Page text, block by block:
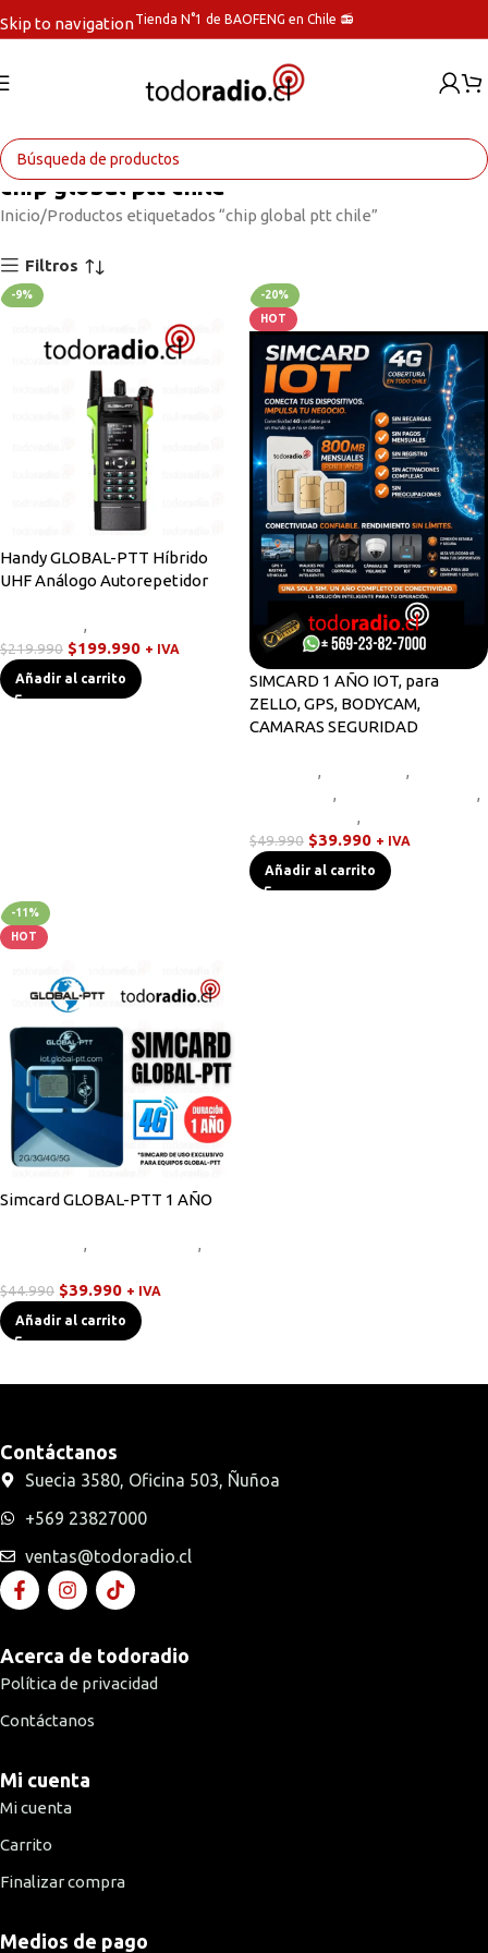
Skip to navigationTienda N°1 de BAOFENG en Chile 📻
chip global ptt chile
Inicio Productos etiquetados “chip global ptt chile”
Filtros
-9%
Handy GLOBAL-PTT Híbrido
UHF Análogo Autorepetidor
,
$219.990 $199.990 + IVA
Añadir al carrito
-20%
HOT
SIMCARD 1 AÑO IOT, para
ZELLO, GPS, BODYCAM,
CAMARAS SEGURIDAD
,
,
,
,
,
$49.990 $39.990 + IVA
Añadir al carrito
-11%
HOT
Simcard GLOBAL-PTT 1 AÑO
,
,
$44.990 $39.990 + IVA
Añadir al carrito
Contáctanos
Suecia 3580, Oficina 503, Ñuñoa
+569 23827000
ventas@todoradio.cl
Acerca de todoradio
Política de privacidad
Contáctanos
Mi cuenta
Mi cuenta
Carrito
Finalizar compra
Medios de pago